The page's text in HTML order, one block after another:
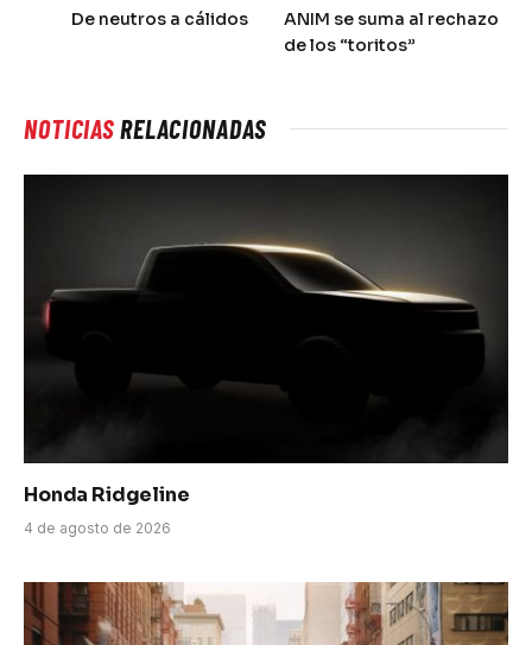
De neutros a cálidos
ANIM se suma al rechazo
de los “toritos”
NOTICIASRELACIONADAS
Honda Ridgeline
4 de agosto de 2026